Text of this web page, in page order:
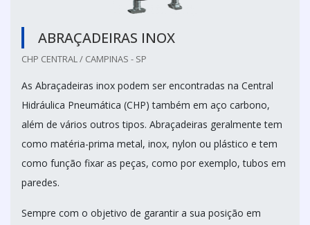
ABRAÇADEIRAS INOX
CHP CENTRAL / CAMPINAS - SP
As Abraçadeiras inox podem ser encontradas na Central
Hidráulica Pneumática (CHP) também em aço carbono,
além de vários outros tipos. Abraçadeiras geralmente tem
como matéria-prima metal, inox, nylon ou plástico e tem
como função fixar as peças, como por exemplo, tubos em
paredes.
Sempre com o objetivo de garantir a sua posição em